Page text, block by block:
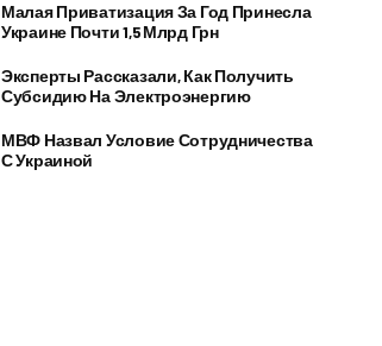
Малая Приватизация За Год Принесла
Украине Почти 1,5 Млрд Грн
Эксперты Рассказали, Как Получить
Субсидию На Электроэнергию
МВФ Назвал Условие Сотрудничества
С Украиной